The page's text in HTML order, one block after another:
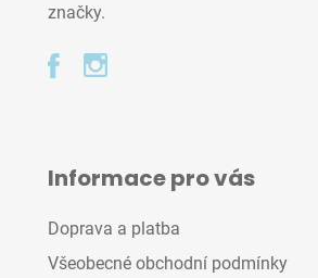
značky.
Informace pro vás
Doprava a platba
Všeobecné obchodní podmínky